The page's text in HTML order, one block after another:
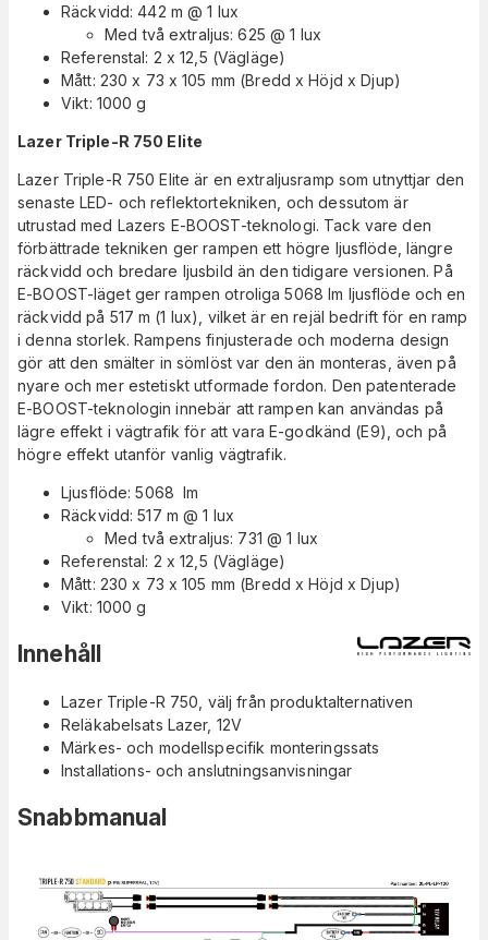
Räckvidd: 442 m @ 1 lux
Med två extraljus: 625 @ 1 lux
Referenstal: 2 x 12,5 (Vägläge)
Mått: 230 x 73 x 105 mm (Bredd x Höjd x Djup)
Vikt: 1000 g
Lazer Triple-R 750 Elite
Lazer Triple-R 750 Elite är en extraljusramp som utnyttjar den
senaste LED- och reflektortekniken, och dessutom är
utrustad med Lazers E-BOOST-teknologi. Tack vare den
förbättrade tekniken ger rampen ett högre ljusflöde, längre
räckvidd och bredare ljusbild än den tidigare versionen. På
E-BOOST-läget ger rampen otroliga 5068 lm ljusflöde och en
räckvidd på 517 m (1 lux), vilket är en rejäl bedrift för en ramp
i denna storlek. Rampens finjusterade och moderna design
gör att den smälter in sömlöst var den än monteras, även på
nyare och mer estetiskt utformade fordon. Den patenterade
E-BOOST-teknologin innebär att rampen kan användas på
lägre effekt i vägtrafik för att vara E-godkänd (E9), och på
högre effekt utanför vanlig vägtrafik.
Ljusflöde: 5068 lm
Räckvidd: 517 m @ 1 lux
Med två extraljus: 731 @ 1 lux
Referenstal: 2 x 12,5 (Vägläge)
Mått: 230 x 73 x 105 mm (Bredd x Höjd x Djup)
Vikt: 1000 g
Innehåll
Lazer Triple-R 750, välj från produktalternativen
Reläkabelsats Lazer, 12V
Märkes- och modellspecifik monteringssats
Installations- och anslutningsanvisningar
Snabbmanual